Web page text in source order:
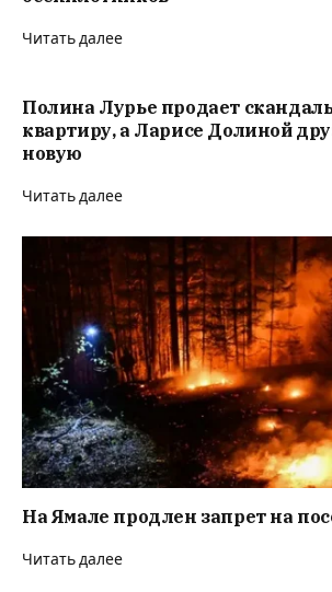
Читать далее
Полина Лурье продает
квартиру, а Ларисе Долиной
новую
Читать далее
На Ямале продлен запрет на
Читать далее